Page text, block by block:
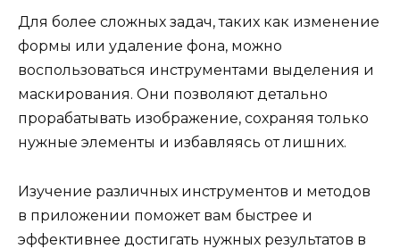
Для более сложных задач, таких как изменение
формы или удаление фона, можно
воспользоваться инструментами выделения и
маскирования. Они позволяют детально
прорабатывать изображение, сохраняя только
нужные элементы и избавляясь от лишних.
Изучение различных инструментов и методов
в приложении поможет вам быстрее и
эффективнее достигать нужных результатов в